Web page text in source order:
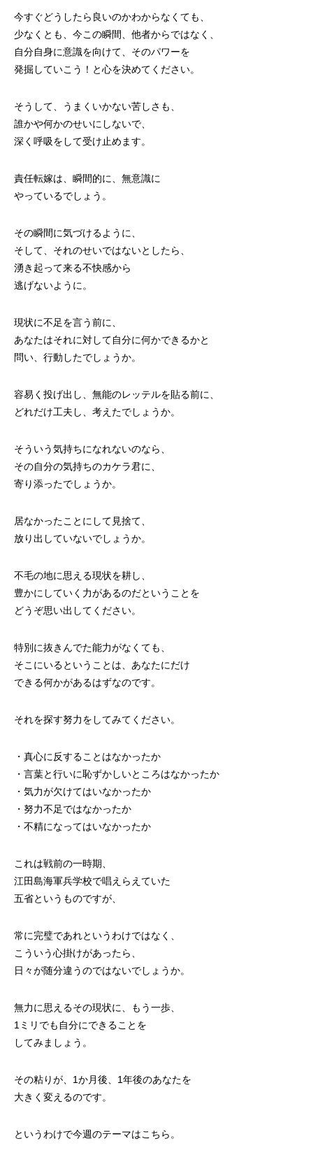
今すぐどうしたら良いのかわからなくても、
少なくとも、今この瞬間、他者からではなく、
自分自身に意識を向けて、そのパワーを
発掘していこう！と心を決めてください。
そうして、うまくいかない苦しさも、
誰かや何かのせいにしないで、
深く呼吸をして受け止めます。
責任転嫁は、瞬間的に、無意識に
やっているでしょう。
その瞬間に気づけるように、
そして、それのせいではないとしたら、
湧き起って来る不快感から
逃げないように。
現状に不足を言う前に、
あなたはそれに対して自分に何かできるかと
問い、行動したでしょうか。
容易く投げ出し、無能のレッテルを貼る前に、
どれだけ工夫し、考えたでしょうか。
そういう気持ちになれないのなら、
その自分の気持ちのカケラ君に、
寄り添ったでしょうか。
居なかったことにして見捨て、
放り出していないでしょうか。
不毛の地に思える現状を耕し、
豊かにしていく力があるのだということを
どうぞ思い出してください。
特別に抜きんでた能力がなくても、
そこにいるということは、あなたにだけ
できる何かがあるはずなのです。
それを探す努力をしてみてください。
・真心に反することはなかったか
・言葉と行いに恥ずかしいところはなかったか
・気力が欠けてはいなかったか
・努力不足ではなかったか
・不精になってはいなかったか
これは戦前の一時期、
江田島海軍兵学校で唱えらえていた
五省というものですが、
常に完璧であれというわけではなく、
こういう心掛けがあったら、
日々が随分違うのではないでしょうか。
無力に思えるその現状に、もう一歩、
1ミリでも自分にできることを
してみましょう。
その粘りが、1か月後、1年後のあなたを
大きく変えるのです。
というわけで今週のテーマはこちら。